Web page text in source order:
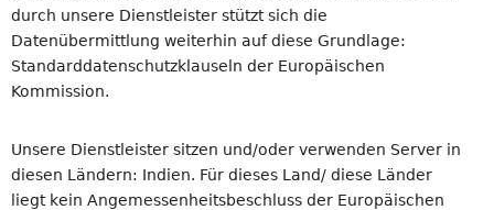
durch unsere Dienstleister stützt sich die
Datenübermittlung weiterhin auf diese Grundlage:
Standarddatenschutzklauseln der Europäischen
Kommission.
Unsere Dienstleister sitzen und/oder verwenden Server in
diesen Ländern: Indien. Für dieses Land/ diese Länder
liegt kein Angemessenheitsbeschluss der Europäischen